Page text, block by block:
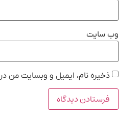
وب‌ سایت
ذخیره نام، ایمیل و وبسایت من